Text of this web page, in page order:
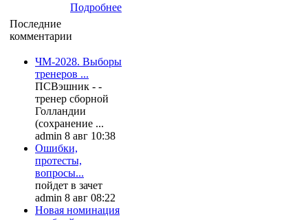
Подробнее
Последние
комментарии
ЧМ-2028. Выборы
тренеров ...
ПСВэшник - -
тренер сборной
Голландии
(сохранение ...
admin 8 авг 10:38
Ошибки,
протесты,
вопросы...
пойдет в зачет
admin 8 авг 08:22
Новая номинация